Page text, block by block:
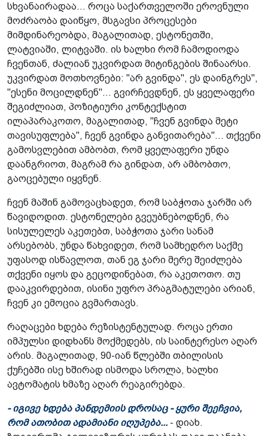
სხვანაირადაა... როცა საქართველოში ეროვნული
მოძრაობა დაიწყო, მსგავსი პროცესები
მიმდინარეობდა, მაგალითად, ესტონეთში,
ლატვიაში, ლიტვაში. ის ხალხი რომ ჩამოდიოდა
ჩვენთან, ძალიან უკვირდათ მიტინგების შინაარსი.
უკვირდათ მოთხოვნები: "არ გვინდა", ეს დაინგრეს",
"ესენი მოცილდნენ"... გვირჩევდნენ, ეს ყველაფერი
შეგიძლიათ, პოზიტიური კონტექსტით
ილაპარაკოთო, მაგალითად, "ჩვენ გვინდა მეტი
თავისუფლება", ჩვენ გვინდა განვითარება"... თქვენი
გამოსვლებით ამბობთ, რომ ყველაფერი უნდა
დაანგრიოთ, მაგრამ რა გინდათ, არ ამბობთო,
გაოცებული იყვნენ.
ჩვენ მაშინ გამოვაცხადეთ, რომ საბჭოთა ჯარში არ
წავიდოდით. ესტონელები გვეუბნებოდნენ, რა
სისულელეს აკეთებთ, საბჭოთა ჯარი სანამ
არსებობს, უნდა წახვიდეთ, რომ სამხედრო საქმე
უფასოდ ისწავლოთ, თან ეგ ჯარი მერე შეიძლება
თქვენი იყოს და გეცოდინებათ, რა აკეთოთო. თუ
დააკვირდებით, ისინი უფრო პრაგმატულები არიან,
ჩვენ კი ემოცია გვმართავს.
რაღაცები ხდება რეზისტენტულად. როცა ერთი
იმპულსი დიდხანს მოქმედებს, ის საინტერესო აღარ
არის. მაგალითად, 90-იან წლებში თბილისის
ქუჩებში ისე ხშირად ისმოდა სროლა, ხალხი
ავტომატის ხმაზე აღარ რეაგირებდა.
- იგივე ხდება პანდემიის დროსაც - ყური შეეჩვია,
რომ ათობით ადამიანი იღუპება... - დიახ.